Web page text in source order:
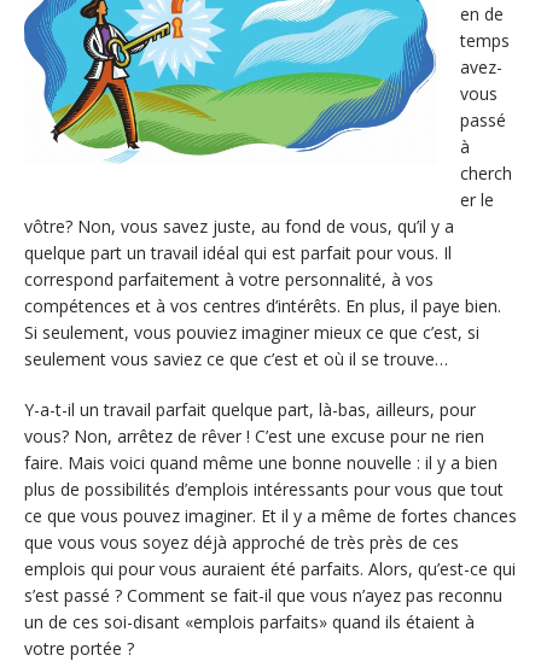
en de
temps
avez-
vous
passé
à
cherch
er le
vôtre? Non, vous savez juste, au fond de vous, qu’il y a
quelque part un travail idéal qui est parfait pour vous. Il
correspond parfaitement à votre personnalité, à vos
compétences et à vos centres d’intérêts. En plus, il paye bien.
Si seulement, vous pouviez imaginer mieux ce que c’est, si
seulement vous saviez ce que c’est et où il se trouve…
Y-a-t-il un travail parfait quelque part, là-bas, ailleurs, pour
vous? Non, arrêtez de rêver ! C’est une excuse pour ne rien
faire. Mais voici quand même une bonne nouvelle : il y a bien
plus de possibilités d’emplois intéressants pour vous que tout
ce que vous pouvez imaginer. Et il y a même de fortes chances
que vous vous soyez déjà approché de très près de ces
emplois qui pour vous auraient été parfaits. Alors, qu’est-ce qui
s’est passé ? Comment se fait-il que vous n’ayez pas reconnu
un de ces soi-disant «emplois parfaits» quand ils étaient à
votre portée ?